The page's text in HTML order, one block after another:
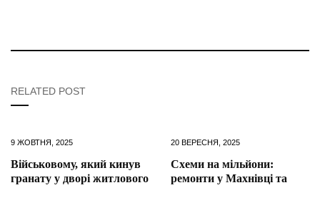
RELATED POST
9 ЖОВТНЯ, 2025
Військовому, який кинув
гранату у дворі житлового
20 ВЕРЕСНЯ, 2025
Схеми на мільйони:
ремонти у Махнівці та